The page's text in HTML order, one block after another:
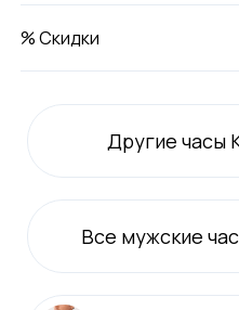
% Скидки
Другие часы
Все мужские